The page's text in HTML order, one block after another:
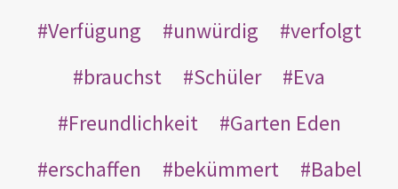
Verfügung
unwürdig
verfolgt
brauchst
Schüler
Eva
Freundlichkeit
Garten Eden
erschaffen
bekümmert
Babel